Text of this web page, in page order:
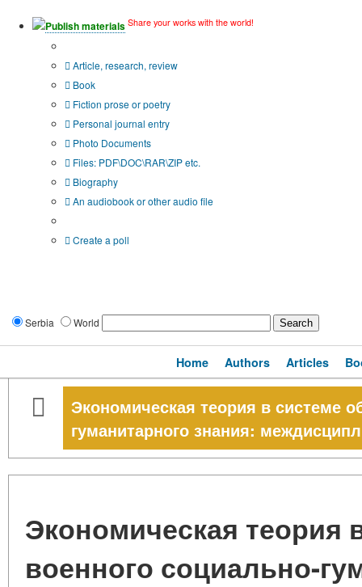
Publish materials Share your works with the world!
Article, research, review
Book
Fiction prose or poetry
Personal journal entry
Photo Documents
Files: PDF\DOC\RAR\ZIP etc.
Biography
An audiobook or other audio file
Create a poll
Serbia World
Home Authors Articles
Экономическая теория в системе
гуманитарного знания:
Экономическая теория
военного социально-